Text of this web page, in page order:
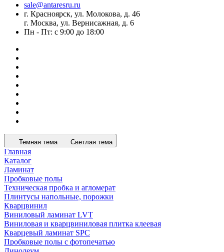
sale@antaresru.ru
г. Красноярск, ул. Молокова, д. 46
г. Москва, ул. Вернисажная, д. 6
Пн - Пт: с 9:00 до 18:00
Темная тема Светлая тема
Главная
Каталог
Ламинат
Пробковые полы
Техническая пробка и агломерат
Плинтусы напольные, порожки
Кварцвинил
Виниловый ламинат LVT
Виниловая и кварцвиниловая плитка клеевая
Кварцевый ламинат SPC
Пробковые полы с фотопечатью